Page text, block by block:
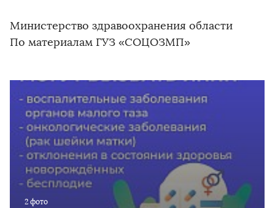
Министерство здравоохранения области
По материалам ГУЗ «СОЦОЗМП»
2 фото